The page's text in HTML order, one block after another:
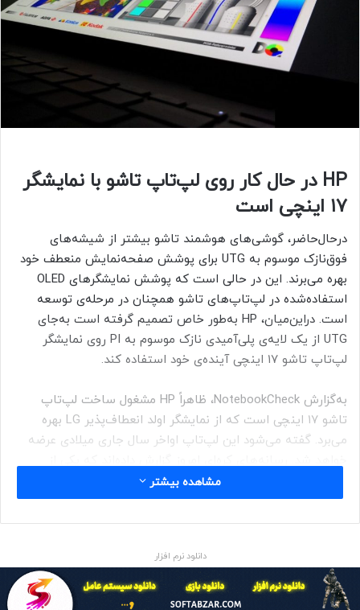
HP در حال کار روی لپ‌تاپ تاشو با نمایشگر
۱۷ اینچی است
درحال‌حاضر، گوشی‌های هوشمند تاشو بیشتر از شیشه‌های
فوق‌نازک موسوم به UTG برای پوشش صفحه‌نمایش منعطف خود
بهره می‌برند. این در حالی است که پوشش نمایشگرهای OLED
استفاده‌شده در لپ‌تاپ‌های تاشو همچنان در مرحله‌ی توسعه
است. در‌این‌میان، HP به‌طور خاص تصمیم گرفته است به‌جای
UTG از یک لایه‌ی پلی‌آمیدی نازک موسوم به PI روی نمایشگر
لپ‌تاپ تاشو ۱۷ اینچی آینده‌ی خود استفاده کند.
به‌گزارش NotebookCheck، ظاهراً HP مشغول ساخت لپ‌تاپ
تاشو ۱۷ اینچی است که از نمایشگر اولد انعطاف‌پذیر LG بهره
می‌برد. گفته می‌شود این لپ‌تاپ اواخر سال جاری میلادی عرضه
شرکت‌های تابعه‌ی برند SK به نام SK IE Technology (SKIET)
وظیفه‌ی تأمین صفحه‌ی پوششی فوق‌نازک پلی‌آمید انعطاف‌پذیر
(PI) را برای نمایشگر تاشو این لپ‌تاپ برعهده دارد.
تاکنون، شرکت‌های تولیدکننده از دو نوع پوشش برای نمایشگرهای
مشاهده بیشتر
دانلود نرم افزار